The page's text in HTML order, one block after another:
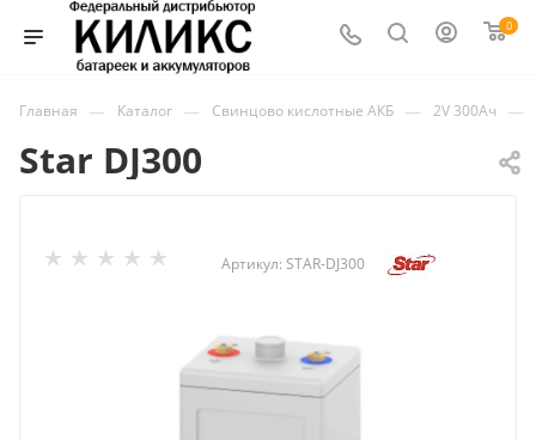
0
Главная — Каталог — Свинцово кислотные АКБ — 2V 300Ач —
Star DJ300
Артикул: STAR-DJ300